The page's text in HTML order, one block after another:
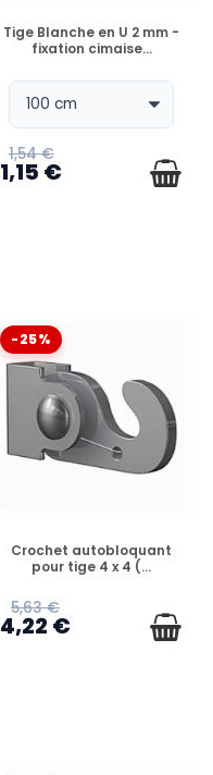
EN STOCK
Tige Blanche en U 2 mm -
fixation cimaise...
1,54 €
1,15 €
-25%
Crochet autobloquant
pour tige 4 x 4 (...
5,63 €
4,22 €